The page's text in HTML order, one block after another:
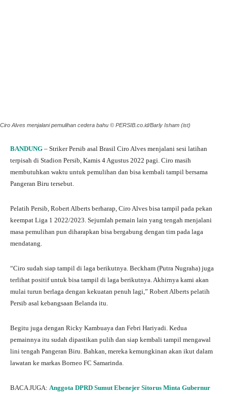
Ciro Alves menjalani pemulihan cedera bahu © PERSIB.co.id/Barly Isham (ist)
BANDUNG – Striker Persib asal Brasil Ciro Alves menjalani sesi latihan
terpisah di Stadion Persib, Kamis 4 Agustus 2022 pagi. Ciro masih
membutuhkan waktu untuk pemulihan dan bisa kembali tampil bersama
Pangeran Biru tersebut.
Pelatih Persib, Robert Alberts berharap, Ciro Alves bisa tampil pada pekan
keempat Liga 1 2022/2023. Sejumlah pemain lain yang tengah menjalani
masa pemulihan pun diharapkan bisa bergabung dengan tim pada laga
mendatang.
“Ciro sudah siap tampil di laga berikutnya. Beckham (Putra Nugraha) juga
terlihat positif untuk bisa tampil di laga berikutnya. Akhirnya kami akan
mulai turun berlaga dengan kekuatan penuh lagi,” Robert Alberts pelatih
Persib asal kebangsaan Belanda itu.
Begitu juga dengan Ricky Kambuaya dan Febri Hariyadi. Kedua
pemainnya itu sudah dipastikan pulih dan siap kembali tampil mengawal
lini tengah Pangeran Biru. Bahkan, mereka kemungkinan akan ikut dalam
lawatan ke markas Borneo FC Samarinda.
BACA JUGA: Anggota DPRD Sumut Ebenejer Sitorus Minta Gubernur